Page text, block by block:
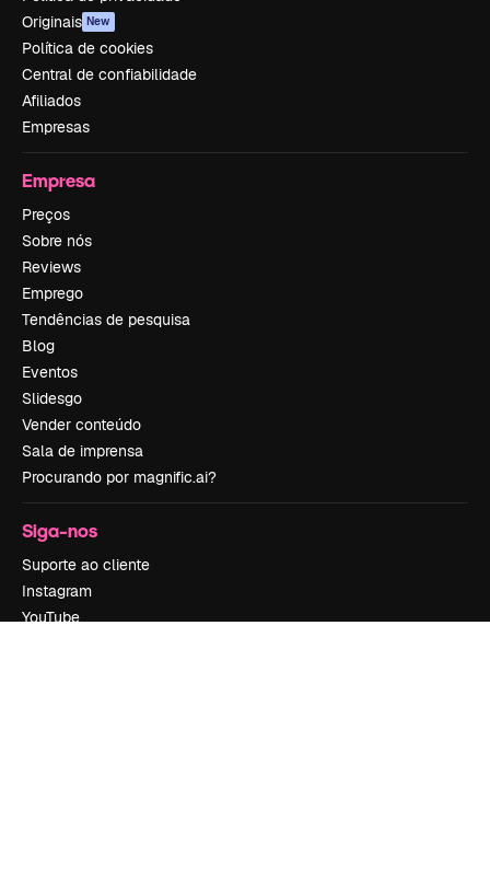
Originais New
Política de cookies
Central de confiabilidade
Afiliados
Empresas
Empresa
Preços
Sobre nós
Reviews
Emprego
Tendências de pesquisa
Blog
Eventos
Slidesgo
Vender conteúdo
Sala de imprensa
Procurando por magnific.ai?
Siga-nos
Suporte ao cliente
Instagram
YouTube